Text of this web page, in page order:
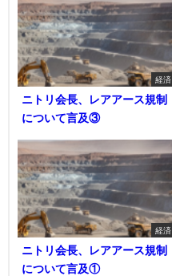
経済
ニトリ会長、レアアース規制
について言及③
経済
ニトリ会長、レアアース規制
について言及①